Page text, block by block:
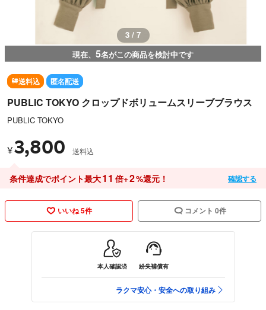
3 / 7
現在、 5名がこの商品を検討中です
送料込 匿名配送
PUBLIC TOKYO クロップドボリュームスリーブブラウス
PUBLIC TOKYO
¥3,800 送料込
条件達成でポイント最大11 倍+2%還元！ 確認する
いいね 5件 コメント 0件
本人確認済 紛失補償有
ラクマ安心・安全への取り組み